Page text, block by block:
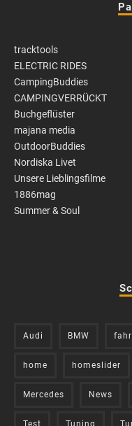
tracktools
ELECTRIC RIDES
CampingBuddies
CAMPINGVERRÜCKT
Buchgeflüster
majana media
OutdoorBuddies
Nordiska Livet
Unsere Lieblingsfilme
1886mag
Summer & Soul
Audi BMW
home homeslider
Mercedes News